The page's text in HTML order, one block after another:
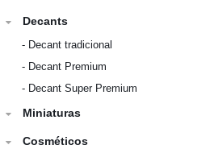
Decants
- Decant tradicional
- Decant Premium
- Decant Super Premium
Miniaturas
Cosméticos